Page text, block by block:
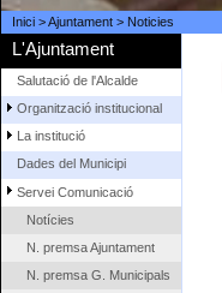
Inici>Ajuntament> Noticies
L'Ajuntament
Salutació de l'Alcalde
Organització institucional
La institució
Dades del Municipi
Servei Comunicació
Notícies
N. premsa Ajuntament
N. premsa G. Municipals